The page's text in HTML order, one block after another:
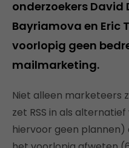
onderzoekers David
Bayriamova en Eric
voorlopig geen
mailmarketing.
Niet alleen marketeers
zet RSS in als
hiervoor geen